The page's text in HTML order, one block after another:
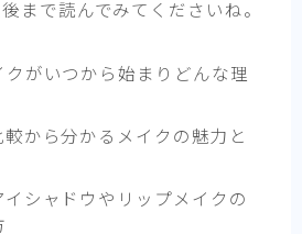
まで読んでみてくださいね。
がいつから始まりどんな理
から分かるメイクの魅力と
シャドウやリップメイクの